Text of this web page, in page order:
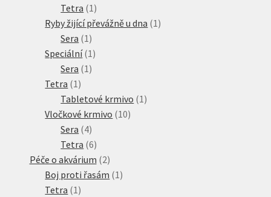
produkty
Tetra 1 1
produkt
Ryby žijící převážně u dna 1 1
Sera 1 1
produkt
Speciální 1 1
Sera 1 1
Tetra 1 1
produkt
Tabletové krmivo 1 1
Vločkové krmivo 1010
Sera 44
produkty
Tetra 66
produktů
Péče o akvárium 22
produkty
Boj proti řasám 1 1
Tetra 1 1